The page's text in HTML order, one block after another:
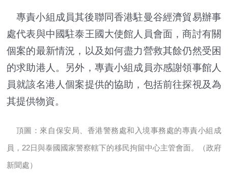
專責小組成員其後聯同香港駐曼谷經濟貿易辦事
處代表與中國駐泰王國大使館人員會面，商討有關
個案的最新情況，以及如何盡力營救其餘仍然受困
的求助港人。另外，專責小組成員亦感謝領事館人
員就該名港人個案提供的協助，包括前往探視及為
其提供物資。
頂圖：來自保安局、香港警務處和入境事務處的專責小組成
員，22日與泰國國家警察轄下的移民拘留中心主管會面。（政府
新聞處）